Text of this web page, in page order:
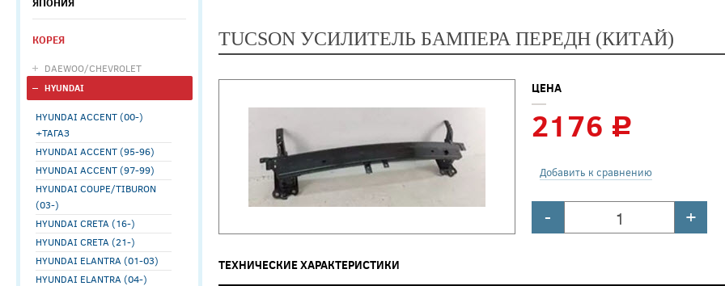
КОРЕЯ
DAEWOO/CHEVROLET
HYUNDAI
HYUNDAI ACCENT (00-)
+ТАГАЗ
HYUNDAI ACCENT (95-96)
HYUNDAI ACCENT (97-99)
HYUNDAI COUPE/TIBURON
(03-)
HYUNDAI CRETA (16-)
HYUNDAI CRETA (21-)
HYUNDAI ELANTRA (01-03)
HYUNDAI ELANTRA (04-)
TUCSON УСИЛИТЕЛЬ БАМПЕРА ПЕРЕДН (КИТАЙ)
ЦЕНА
2176 c
Добавить к сравнению
- +
ТЕХНИЧЕСКИЕ ХАРАКТЕРИСТИКИ